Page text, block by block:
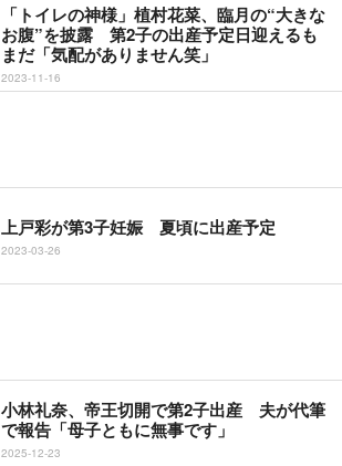
「トイレの神様」植村花菜、臨月の“大きな
お腹”を披露 第2子の出産予定日迎えるも
まだ「気配がありません笑」
2023-11-16
上戸彩が第3子妊娠 夏頃に出産予定
2023-03-26
小林礼奈、帝王切開で第2子出産 夫が代筆
で報告「母子ともに無事です」
2025-12-23